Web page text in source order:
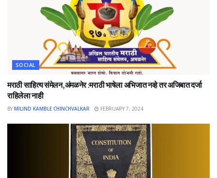
SOCIAL
मराठी साहित्य संमेलन,अंमळनेर :मराठी भाषेला अभिजात नव्हे तर अजिबात दर्जा
राहिलेला नाही
BY MILIND KAMBLE CHINCHVALKAR FEBRUARY 7, 2024